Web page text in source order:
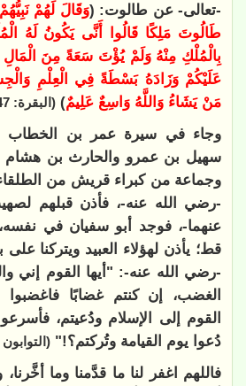
-تعالى- عن طالوت: (وَقَالَ لَهُمْ
طَالُوتَ مَلِكًا قَالُوا أَنَّى يَكُونُ لَهُ
بِالْمُلْكِ مِنْهُ وَلَمْ يُؤْتَ سَعَةً مِنَ
عَلَيْكُمْ وَزَادَهُ بَسْطَةً فِي الْعِلْمِ
مَنْ يَشَاءُ وَاللَّهُ وَاسِعٌ عَلِيمٌ) (البقرة: 247)
وجاء في سيرة عمر بن الخطاب
سهيل بن عمرو والحارث بن هشام
وجماعة من كبراء قريش من
-رضي الله عنه-، فأذن قبلهم
عنهما-، فوجد أبو سفيان في
قط؛ يأذن لهؤلاء العبيد ويتركنا
-رضي الله عنه-: "أيها القوم إني
الغضب، إن كنتم غضابًا
القوم إلى الإسلام ودُعيتم،
دُعوا يوم القيامة وتُركتم؟!"
فاللهم اغفر لنا ما قدَّمنا وما أخَّرنا،